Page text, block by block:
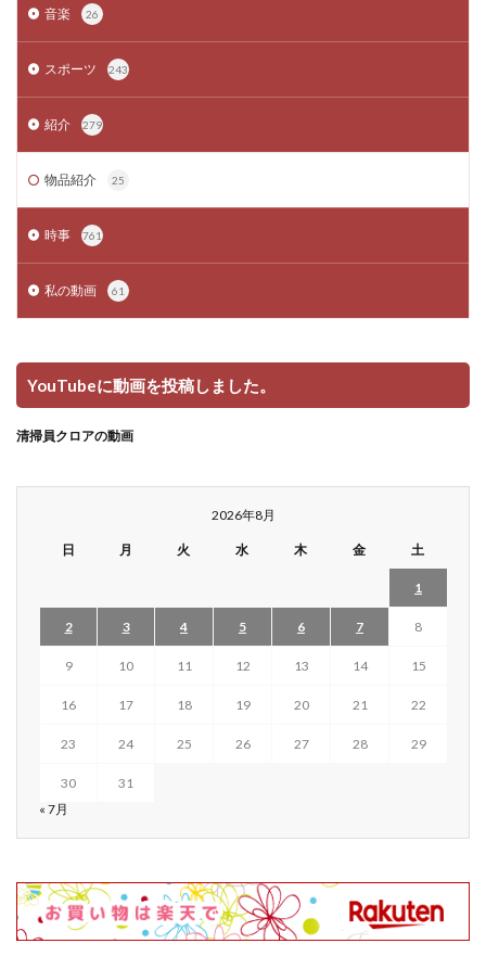
音楽 26
スポーツ 243
紹介 279
物品紹介 25
時事 761
私の動画 61
YouTubeに動画を投稿しました。
清掃員クロアの動画
2026年8月
日 月 火 水 木 金 土
1
2 3 4 5 6 7 8
9 10 11 12 13 14 15
16 17 18 19 20 21 22
23 24 25 26 27 28 29
30
31
« 7月